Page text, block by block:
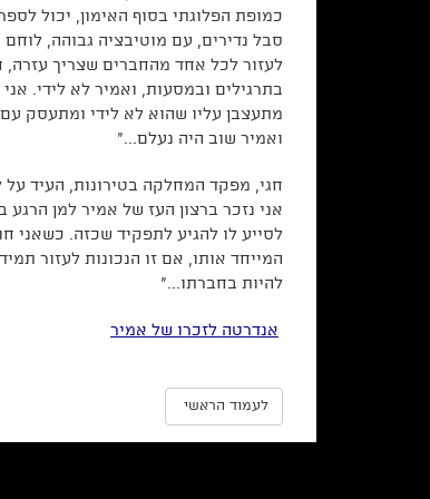
כמופת הפלוגתי בסוף האימון, יכול
סבל נדירים, עם מוטיבציה גבוהה,
לעזור לכל אחד מהחברים שצריך עזרה,
בתרגילים ובמסעות, ואמיר לא לידי.
מתעצבן עליו שהוא לא לידי ומתעסק
ואמיר שוב היה נעלם..."
חגי, מפקד המחלקה בטירונות, העיד
אני נזכר ברצון העז של אמיר למן
לסייע לו להגיע לתפקיד שכזה. כשאני
המייחד אותו, אם זו הנכונות לעזור
להיות בחברתו..."
אנדרטה לזכרו של אמיר
לעמוד הראשי